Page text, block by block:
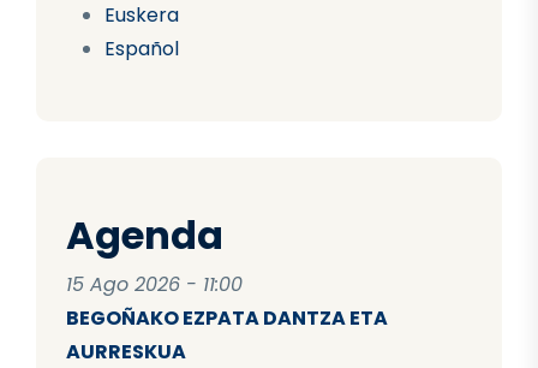
Euskera
Español
Agenda
15 Ago 2026 - 11:00
BEGOÑAKO EZPATA DANTZA ETA
AURRESKUA